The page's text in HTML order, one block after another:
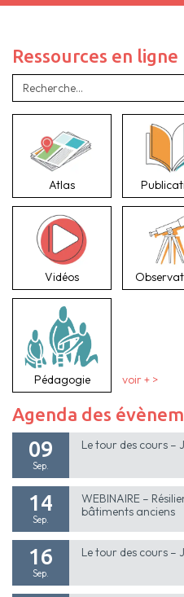
Ressources en ligne
Atlas
Vidéos
Pédagogie voir + >
Agenda des
09
Sep.
Le tour des cours –
14
Sep.
WEBINAIRE –
bâtiments anciens
16
Sep.
Le tour des cours –